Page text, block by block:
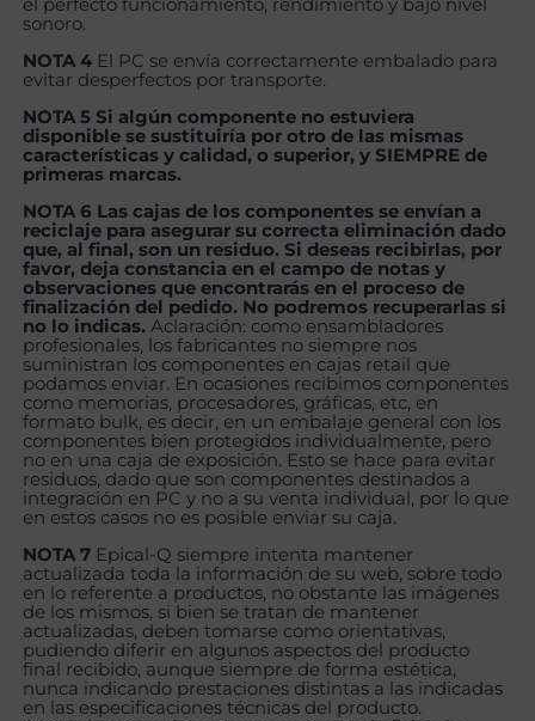
el perfecto funcionamiento, rendimiento y bajo nivel
sonoro.
NOTA 4 El PC se envía correctamente embalado para
evitar desperfectos por transporte.
NOTA 5 Si algún componente no estuviera
disponible se sustituiría por otro de las mismas
características y calidad, o superior, y SIEMPRE de
primeras marcas.
NOTA 6 Las cajas de los componentes se envían a
reciclaje para asegurar su correcta eliminación dado
que, al final, son un residuo. Si deseas recibirlas, por
favor, deja constancia en el campo de notas y
observaciones que encontrarás en el proceso de
finalización del pedido. No podremos recuperarlas si
no lo indicas. Aclaración: como ensambladores
profesionales, los fabricantes no siempre nos
suministran los componentes en cajas retail que
podamos enviar. En ocasiones recibimos componentes
como memorias, procesadores, gráficas, etc, en
formato bulk, es decir, en un embalaje general con los
componentes bien protegidos individualmente, pero
no en una caja de exposición. Esto se hace para evitar
residuos, dado que son componentes destinados a
integración en PC y no a su venta individual, por lo que
en estos casos no es posible enviar su caja.
NOTA 7 Epical-Q siempre intenta mantener
actualizada toda la información de su web, sobre todo
en lo referente a productos, no obstante las imágenes
de los mismos, si bien se tratan de mantener
actualizadas, deben tomarse como orientativas,
pudiendo diferir en algunos aspectos del producto
final recibido, aunque siempre de forma estética,
nunca indicando prestaciones distintas a las indicadas
en las especificaciones técnicas del producto.